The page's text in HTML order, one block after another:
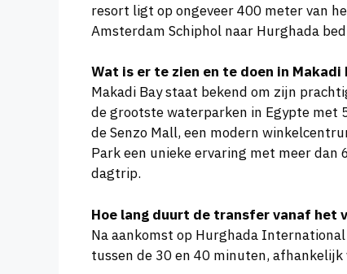
resort ligt op ongeveer 400 meter van
Amsterdam Schiphol naar Hurghada
Wat is er te zien en te doen in Makadi
Makadi Bay staat bekend om zijn
de grootste waterparken in Egypte met
de Senzo Mall, een modern
Park een unieke ervaring met meer
dagtrip.
Hoe lang duurt de transfer vanaf het
Na aankomst op Hurghada
tussen de 30 en 40 minuten, afhankelijk